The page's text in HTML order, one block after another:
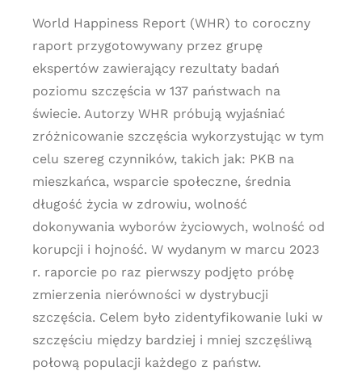
World Happiness Report (WHR) to coroczny
raport przygotowywany przez grupę
ekspertów zawierający rezultaty badań
poziomu szczęścia w 137 państwach na
świecie. Autorzy WHR próbują wyjaśniać
zróżnicowanie szczęścia wykorzystując w tym
celu szereg czynników, takich jak: PKB na
mieszkańca, wsparcie społeczne, średnia
długość życia w zdrowiu, wolność
dokonywania wyborów życiowych, wolność od
korupcji i hojność. W wydanym w marcu 2023
r. raporcie po raz pierwszy podjęto próbę
zmierzenia nierówności w dystrybucji
szczęścia. Celem było zidentyfikowanie luki w
szczęściu między bardziej i mniej szczęśliwą
połową populacji każdego z państw.